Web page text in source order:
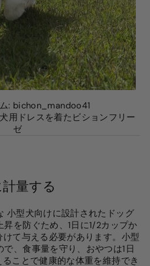
: bichon_mandoo41
用ドレスを着たビションフリー
ゼ
量する
小型犬向けに設計されたドッグ
を防ぐため、1日に1/2カップか
けて与える必要があります。小型
、食事量を守り、おやつは1日
ことで健康的な体重を維持でき